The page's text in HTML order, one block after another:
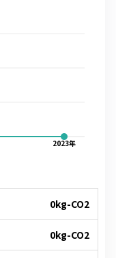
2023年
0kg-CO2
0kg-CO2